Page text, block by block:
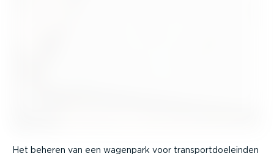
Het beheren van een wagenpark voor trans­port­doel­einden